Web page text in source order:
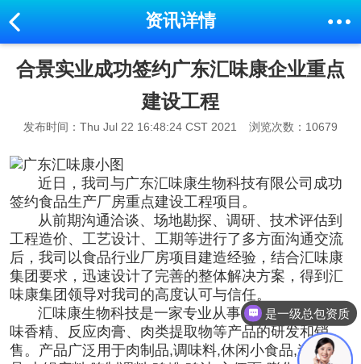
资讯详情
合景实业成功签约广东汇味康企业重点
建设工程
发布时间：Thu Jul 22 16:48:24 CST 2021 浏览次数：10679
近日，我司与广东汇味康生物科技有限公司成功
签约食品生产厂房重点建设工程项目。
从前期沟通洽谈、场地勘探、调研、技术评估到
工程造价、工艺设计、工期等进行了多方面沟通交流
后，我司以食品行业厂房项目建造经验，结合汇味康
集团要求，迅速设计了完善的整体解决方案，得到汇
味康集团领导对我司的高度认可与信任。
汇味康生物科技是一家专业从事食品调味粉、调
味香精、反应肉膏、肉类提取物等产品的研发和销
售。产品广泛用于肉制品,调味料,休闲小食品,速冻食
是一级总包资质